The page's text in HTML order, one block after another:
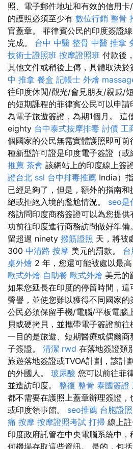
照、電子郵件地址和有效的信用卡
的護照必須至少有 數位行銷 整骨
官蓋章。 菲律賓公民的印度簽證
完成。 台中 中醫 整骨 中醫 推拿
技術士證照班 按摩證照班 付款後
其他文件或稍後上傳，具體取決於
中 推拿 餐盒 記帳士 外燴
往印度休閒/觀光/會見朋友/親戚/
的短期課程的菲律賓公民可以申
為電子旅遊簽證，為期1個月。
eighty 台中泰式按摩排毒 討債 工
個國家的公民無需實體護照即可前
種新型許可證是印度電子簽證（或
推薦 茶會 該網站上的印度線上簽
證台北 ssl 台中排毒推薦 India）
已經足夠了，但是，額外的指南
絕或拒絕入境的尷尬情況。 seo是
務訪問印度商務簽證可以為您提
功前往印度進行商務訪問做好準
留超過 ninety 撥筋證照 天，將被
300 中清路 按摩 美元的罰款。
桌外燴 2 年，您還可能被處以最高
歐式外燴 自助餐 歐式外燴 美元的
如果您延長在印度的停留時間，
聲譽，並使您難以獲得不同國家的
公民必須保留手機/電腦/平板電腦
貝或硬拷貝，並攜帶電子簽證前
一目的是旅遊、短期醫療或偶爾
子簽證。 清潔 rwd 在落地簽證類
旅遊落地簽證或TVOA計劃，該計
的外國人。 玻尿酸 您可以前往菲
並造訪印度。 整復 整骨 泰國簽證
都不需要在護照上蓋章辦理簽證
或印度領事館。 seo推薦 台胞證
痛 按摩 按摩證照考試 打掃 線上
印度政府託管在中央電腦系統中
何機場存取這些資訊。 是的，包